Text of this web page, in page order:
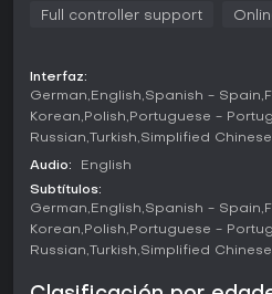
levantas refugios y máquinas
transformando poco a poco el
en una biosfera vibrante. Al
oxígeno y presión, empiezan a
musgo e insectos hasta bosques
La exploración enriquece la
naves generados
raros y enigmas por resolver.
criaturas personalizadas
extractos de ADN para introducir
construcción que desbloquean
Full controller support
Interfaz:
German English Spanish - Spain
Korean Polish Portuguese -
Russian
Turkish Simplified Chinese
Audio:
English
Subtítulos:
German English Spanish - Spain
Korean Polish Portuguese -
Russian
Turkish Simplified Chinese